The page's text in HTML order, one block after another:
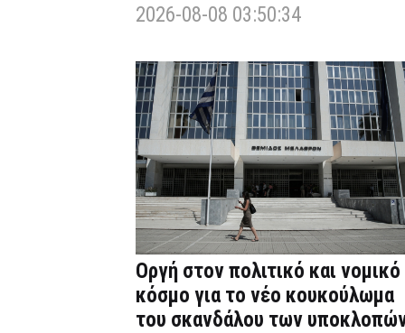
2026-08-08 03:50:34
Οργή στον πολιτικό και νομικό
κόσμο για το νέο κουκούλωμα
του σκανδάλου των